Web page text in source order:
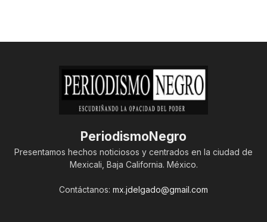
PeriodismoNegro
Presentamos hechos noticiosos y centrados en la ciudad de
Mexicali, Baja California. México.
Contáctanos: mx.jdelgado@gmail.com